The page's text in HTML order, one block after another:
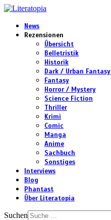
News
Rezensionen
Übersicht
Belletristik
Historik
Dark / Urban Fantasy
Fantasy
Horror / Mystery
Science Fiction
Thriller
Krimi
Comic
Manga
Anime
Sachbuch
Sonstiges
Interviews
Blog
Phantast
Über Literatopia
Suchen